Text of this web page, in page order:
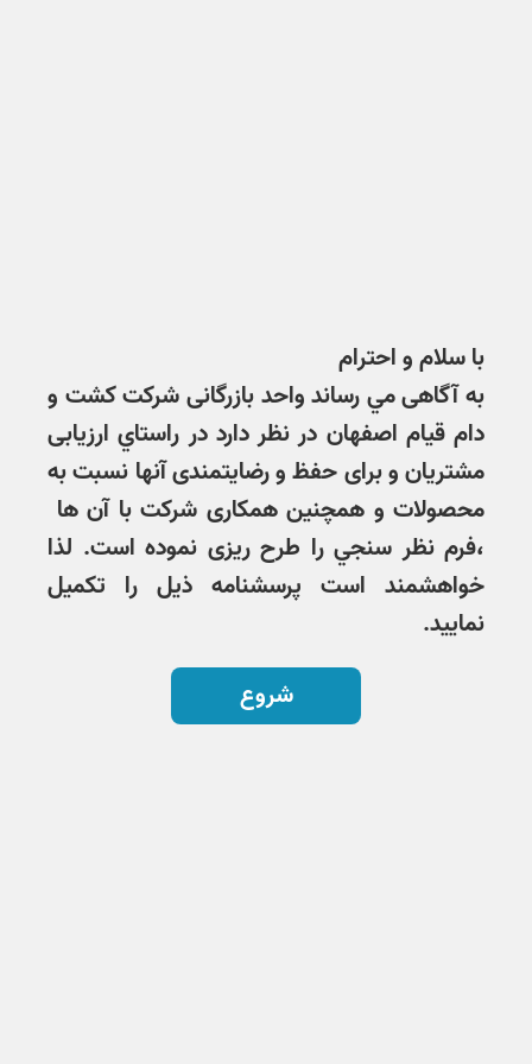
با سلام و احترام
به آگاهی مي رساند واحد بازرگانی شرکت کشت و
دام قیام اصفهان در نظر دارد در راستاي ارزیابی
مشتریان و برای حفظ و رضایتمندی آنها نسبت به
محصولات و همچنین همکاری شرکت با آن ها
،فرم نظر سنجي را طرح ریزی نموده است. لذا
خواهشمند است پرسشنامه ذيل را تكميل
نماييد.
شروع